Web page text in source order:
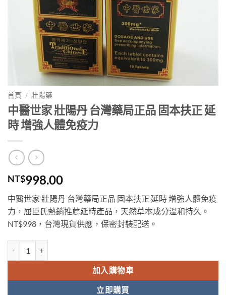
首頁 / 壯陽藥
中醫世家 壯陽丹 台灣藥局正品 固本扶正 延
時 增強人體免疫力
NT$998.00
中醫世家 壯陽丹 台灣藥局正品 固本扶正 延時 增強人體免疫
力，屈臣氏熱銷推薦延時產品，天然草本成分溫和持久。
NT$998，台灣現貨供應，保密封裝配送。
加入購物車
立即購買